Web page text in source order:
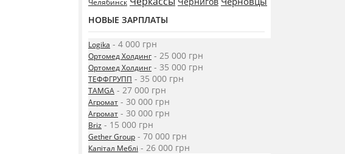
Челябинск
НОВЫЕ ЗАРПЛАТЫ
Logika - 4 000 грн
Ортомед Холдинг - 25 000 грн
Ортомед Холдинг - 35 000 грн
ТЕФФГРУПП - 35 000 грн
TAMGA - 27 000 грн
Агромат - 30 000 грн
Агромат - 30 000 грн
Briz - 15 000 грн
Gether Group - 70 000 грн
Капітал Меблі - 26 000 грн